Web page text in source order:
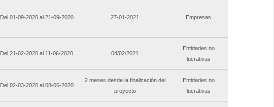
Del 01-09-2020 al 21-09-2020 27-01-2021 Empresas
Del 21-02-2020 al 11-06-2020 04/02/2021
Entidades no
lucrativas
Del 02-03-2020 al 08-06-2020
2 meses desde la finalización del
proyecto
Entidades no
lucrativas